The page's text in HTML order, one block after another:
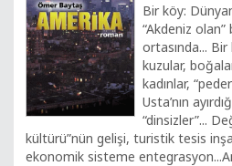
Bir köy:
“Akdeniz
ortasında...
kuzular,
kadınlar,
Usta’nın
“dinsizler”...
kültürü”nün gelişi, turistik tesis
ekonomik sisteme